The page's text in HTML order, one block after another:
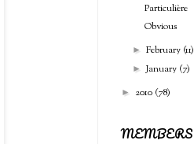
Particulière
Obvious
►February (11)
►January (7)
► 2010 (78)
MEMBERS